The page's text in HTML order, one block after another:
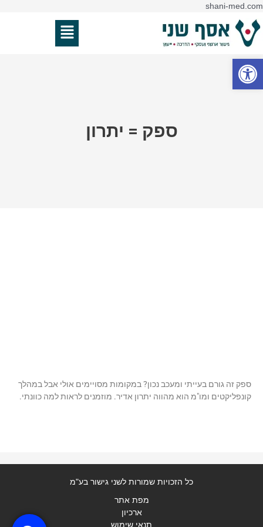
shani-med.comדילוג
תפריט
ספק = יתרון
ספק זה גורם בעייתי ומעכב נכון? במקומות מסויימים אולי אבל במהלך
קונפליקטים ומו"מ הוא מהווה יתרון אדיר. מוזמנים לראות למה כוונתי.
כל הזכויות שמורות לשני גישור בע"מ
מפת אתר
ארכיון
תנאי שימוש
פתח סרגל נגישות